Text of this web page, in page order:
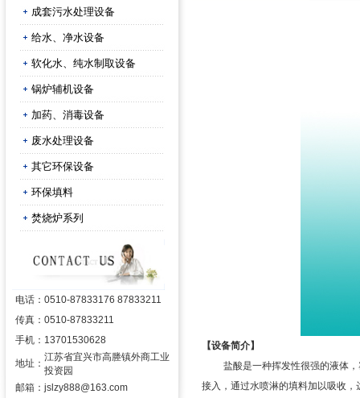
成套污水处理设备
给水、净水设备
软化水、纯水制取设备
锅炉辅机设备
加药、消毒设备
废水处理设备
其它环保设备
环保填料
焚烧炉系列
电话： 0510-87833176 87833211
传真： 0510-87833211
手机： 13701530628
地址：
江苏省宜兴市高塍镇外商工业
投资园
邮箱： jslzy888@163.com
【设备简介】
盐酸是一种挥发性很强的液体，
接入，通过水喷淋的填料加以吸收